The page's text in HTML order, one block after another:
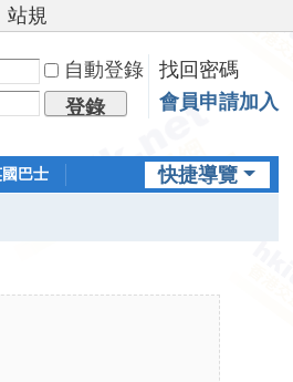
站規
自動登錄
找回密碼
登錄 會員申請加入
快捷導覽
巴士